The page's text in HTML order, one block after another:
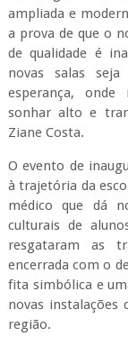
ampliada e
a prova de que o
de qualidade é
novas salas
esperança, onde
sonhar alto e
Ziane Costa.
O evento de
à trajetória da
médico que dá
culturais de
resgataram as
encerrada com o
fita simbólica e
novas
região.